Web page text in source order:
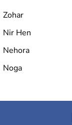
Zohar
Nir Hen
Nehora
Noga